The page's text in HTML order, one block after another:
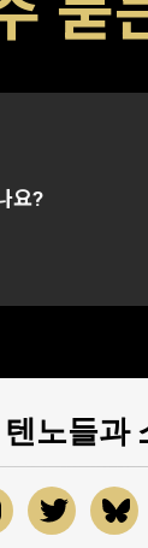
특수 코드
며, 이 경우
요?
서의 아이템을
. 여러분이
대한 추가 지
노들과